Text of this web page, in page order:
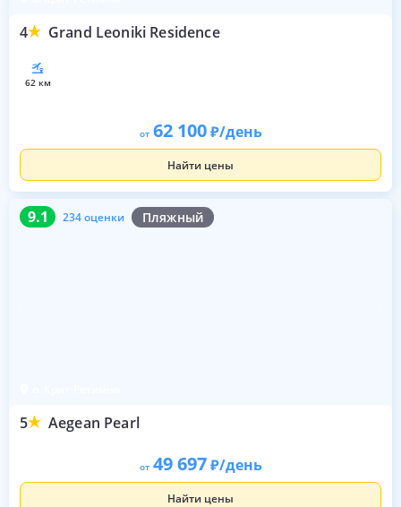
4 Grand Leoniki Residence
62 км
от 62 100 /день
Найти цены
9.1 234 оценки Пляжный
5 Aegean Pearl
9.1 234 оценки
от 49 697 /день
Найти цены